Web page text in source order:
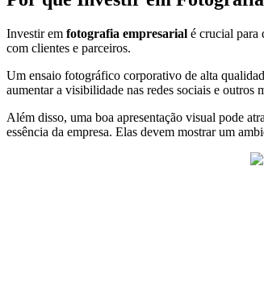
Investir em fotografia empresarial é crucial para
com clientes e parceiros.
Um ensaio fotográfico corporativo de alta
aumentar a visibilidade nas redes sociais e outros
Além disso, uma boa apresentação visual pode
essência da empresa. Elas devem mostrar um